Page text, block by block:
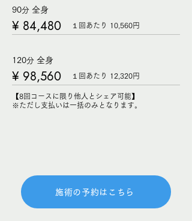
90分 全身
¥ 84,480 １回あたり 10,560円
120分 全身
¥ 98,560 １回あたり 12,320円
【8回コースに限り他人とシェア可能】
※ただし支払いは一括のみとなります。
施術の予約はこちら